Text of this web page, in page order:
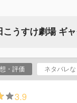
こうすけ劇場 ギ
・評価 ネタバレな
3.9